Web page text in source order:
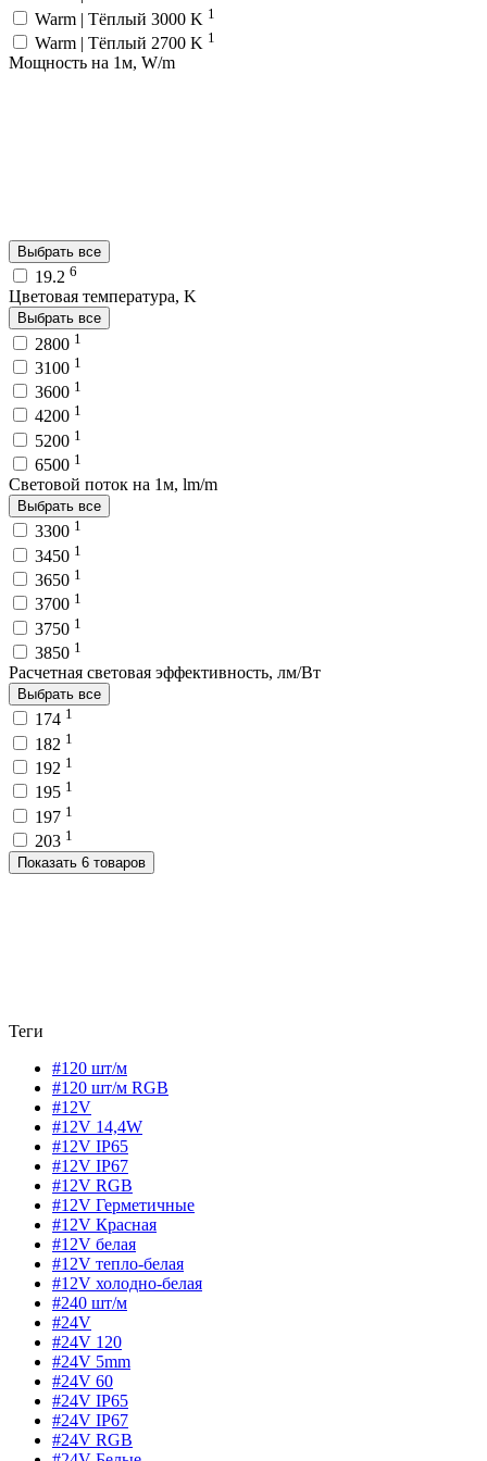
Warm | Тёплый 3000 K 1
Warm | Тёплый 2700 K 1
Мощность на 1м, W/m
Выбрать все
19.2 6
Цветовая температура, K
Выбрать все
2800 1
3100 1
3600 1
4200 1
5200 1
6500 1
Световой поток на 1м, lm/m
Выбрать все
3300 1
3450 1
3650 1
3700 1
3750 1
3850 1
Расчетная световая эффективность, лм/Вт
Выбрать все
174 1
182 1
192 1
195 1
197 1
203 1
Показать 6 товаров
Теги
#120 шт/м
#120 шт/м RGB
#12V
#12V 14,4W
#12V IP65
#12V IP67
#12V RGB
#12V Герметичные
#12V Красная
#12V белая
#12V тепло-белая
#12V холодно-белая
#240 шт/м
#24V
#24V 120
#24V 5mm
#24V 60
#24V IP65
#24V IP67
#24V RGB